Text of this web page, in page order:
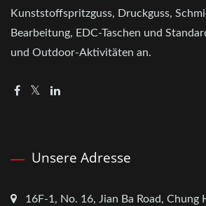
Kunststoffspritzguss, Druckguss,
Bearbeitung, EDC-Taschen und
und Outdoor-Aktivitäten an.
Unsere Adresse
16F-1, No. 16, Jian Ba Road,